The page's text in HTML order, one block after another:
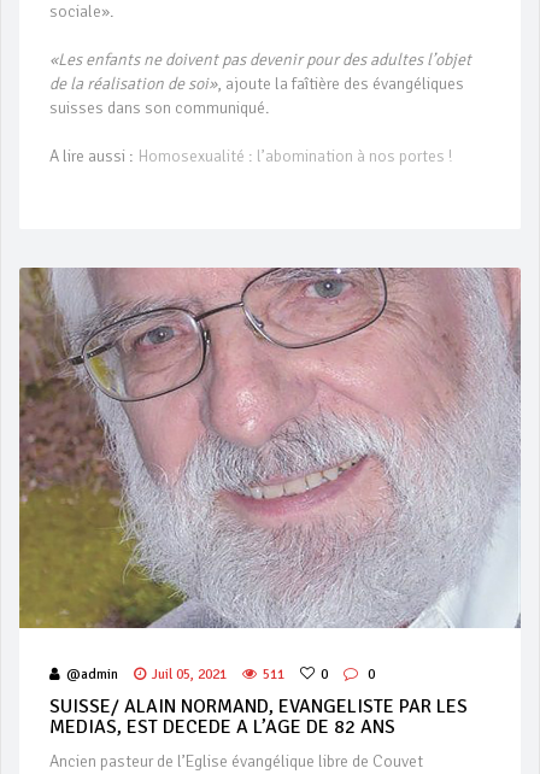
sociale».
«Les enfants ne doivent pas devenir pour des adultes l’objet
de la réalisation de soi», ajoute la faîtière des évangéliques
suisses dans son communiqué.
A lire aussi : Homosexualité : l’abomination à nos portes !
@admin Juil 05, 2021 511 0 0
SUISSE/ ALAIN NORMAND, EVANGELISTE PAR LES
MEDIAS, EST DECEDE A L’AGE DE 82 ANS
Ancien pasteur de l’Eglise évangélique libre de Couvet